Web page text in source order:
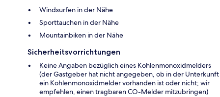
Windsurfen in der Nähe
Sporttauchen in der Nähe
Mountainbiken in der Nähe
Sicherheitsvorrichtungen
Keine Angaben bezüglich eines Kohlenmonoxidmelders
(der Gastgeber hat nicht angegeben, ob in der Unterkunft
ein Kohlenmonoxidmelder vorhanden ist oder nicht; wir
empfehlen, einen tragbaren CO-Melder mitzubringen)